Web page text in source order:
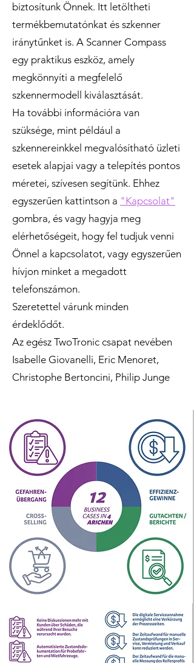
biztosítunk Önnek. Itt letöltheti
termékbemutatónkat és szkenner
iránytűnket is. A Scanner Compass
egy praktikus eszköz, amely
megkönnyíti a megfelelő
szkennermodell kiválasztását.
Ha további információra van
szüksége, mint például a
szkennereinkkel megvalósítható üzleti
esetek alapjai vagy a telepítés pontos
méretei, szívesen segítünk. Ehhez
egyszerűen kattintson a "Kapcsolat"
gombra, és vagy hagyja meg
elérhetőségeit, hogy fel tudjuk venni
Önnel a kapcsolatot, vagy egyszerűen
hívjon minket a megadott
telefonszámon.
Szeretettel várunk minden
érdeklődőt.
Az egész TwoTronic csapat nevében
Isabelle Giovanelli, Eric Menoret,
Christophe Bertoncini, Philip Junge